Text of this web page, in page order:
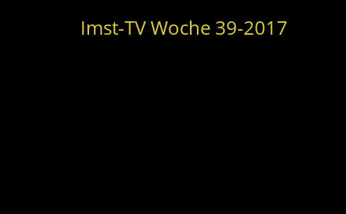
Imst-TV Woche 39-2017